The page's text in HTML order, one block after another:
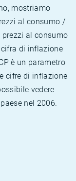
mostriamo
al consumo /
prezzi al consumo
cifra di inflazione
è un parametro
cifre di inflazione
vedere
nel 2006.